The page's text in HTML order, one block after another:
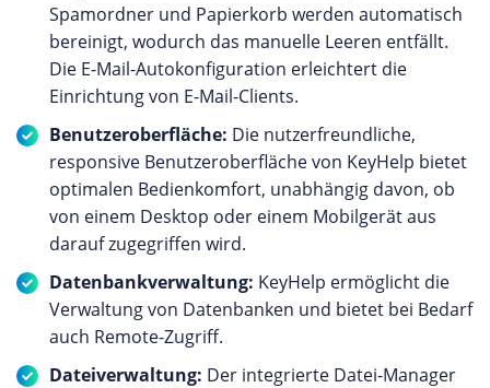
Spamordner und Papierkorb werden automatisch
bereinigt, wodurch das manuelle Leeren entfällt.
Die E-Mail-Autokonfiguration erleichtert die
Einrichtung von E-Mail-Clients.
Benutzeroberfläche: Die nutzerfreundliche,
responsive Benutzeroberfläche von KeyHelp bietet
optimalen Bedienkomfort, unabhängig davon, ob
von einem Desktop oder einem Mobilgerät aus
darauf zugegriffen wird.
Datenbankverwaltung: KeyHelp ermöglicht die
Verwaltung von Datenbanken und bietet bei Bedarf
auch Remote-Zugriff.
Dateiverwaltung: Der integrierte Datei-Manager